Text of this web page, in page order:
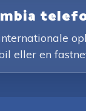
eller en